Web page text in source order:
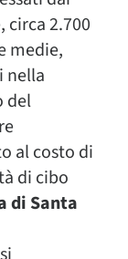
2.700
medie,
nella
del
al costo di
di cibo
di Santa